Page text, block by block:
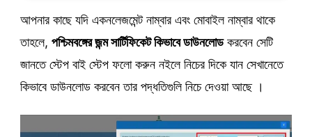
আপনার কাছে যদি একনলেজমেন্ট নাম্বার এবং মোবাইল নাম্বার থাকে
তাহলে, পশ্চিমবঙ্গের জন্ম সার্টিফিকেট কিভাবে ডাউনলোডকরবেন সেটি
জানতে স্টেপ বাই স্টেপ ফলো করুন নইলে নিচের দিকে যান সেখানেতে
কিভাবে ডাউনলোড করবেন তার পদ্ধতিগুলি নিচে দেওয়া আছে ।